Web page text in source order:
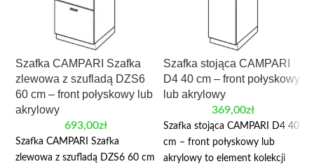
Szafka CAMPARI Szafka
zlewowa z szufladą DZS6
60 cm – front połyskowy lub
akrylowy
693,00zł
Szafka CAMPARI Szafka
zlewowa z szufladą DZS6 60 cm
Szafka stojąca CAMPARI
D4 40 cm – front połyskowy
lub akrylowy
369,00zł
Szafka stojąca CAMPARI D4 40
cm – front połyskowy lub
akrylowy to element kolekcji